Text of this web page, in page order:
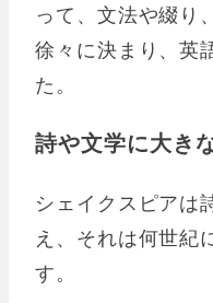
って、文法や綴り
徐々に決まり、英
た。
詩や文学に大き
シェイクスピアは
え、それは何世紀
す。